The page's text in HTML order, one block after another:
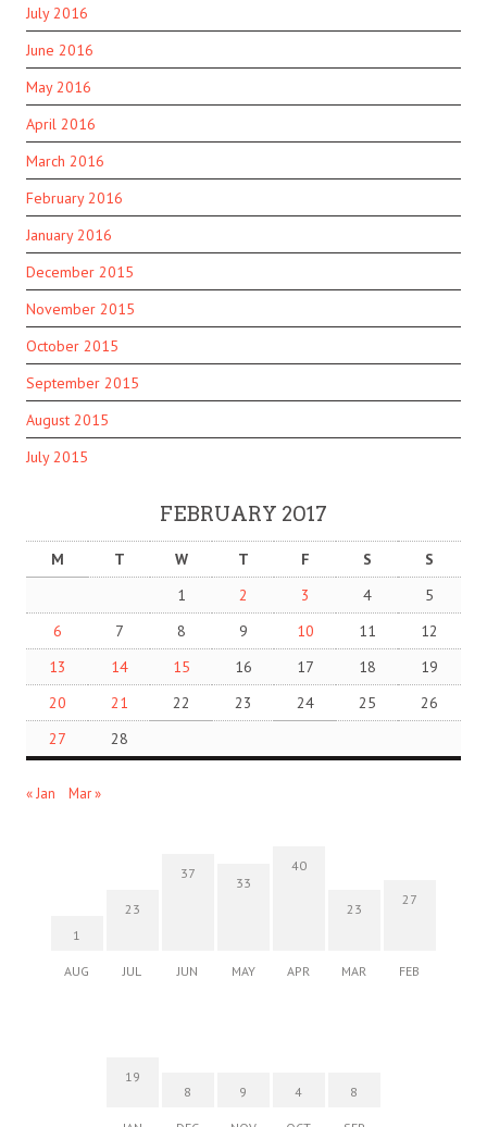
July 2016
June 2016
May 2016
April 2016
March 2016
February 2016
January 2016
December 2015
November 2015
October 2015
September 2015
August 2015
July 2015
FEBRUARY 2017
M T W T F S
S
1
2 3 4
5
6
7 8 9 10 11
12
13
14 15 16 17 18
19
20
21 22 23 24 25
26
27
28
« Jan Mar »
1
AUG
23
JUL
37
JUN
33
MAY
40
APR
23
MAR
27
FEB
19
8 9 4 8